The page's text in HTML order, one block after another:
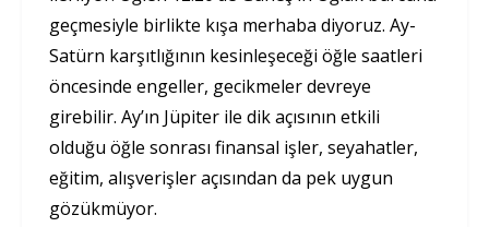
geçmesiyle birlikte kışa merhaba diyoruz. Ay-
Satürn karşıtlığının kesinleşeceği öğle saatleri
öncesinde engeller, gecikmeler devreye
girebilir. Ay’ın Jüpiter ile dik açısının etkili
olduğu öğle sonrası finansal işler, seyahatler,
eğitim, alışverişler açısından da pek uygun
gözükmüyor.